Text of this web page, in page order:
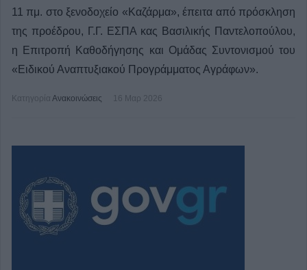
11 πμ. στο ξενοδοχείο «Καζάρμα», έπειτα από πρόσκληση
της προέδρου, Γ.Γ. ΕΣΠΑ κας Βασιλικής Παντελοπούλου,
η Επιτροπή Καθοδήγησης και Ομάδας Συντονισμού του
«Ειδικού Αναπτυξιακού Προγράμματος Αγράφων».
Κατηγορία Ανακοινώσεις 16 Μαρ 2026